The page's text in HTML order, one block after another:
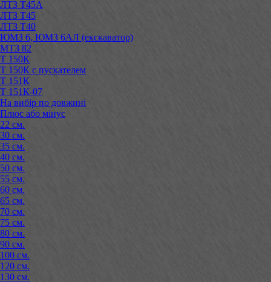
ЛТЗ Т45А
ЛТЗ Т45
ЛТЗ Т40
ЮМЗ 6, ЮМЗ 6АЛ (екскаватор)
МТЗ 82
Т 150К
Т 150К с пускателем
Т 151К
Т 151К-07
На вибір по довжині
Плюс або мінус
22 см.
30 см.
35 см.
40 см.
50 см.
55 см.
60 см.
65 см.
70 см.
75 см.
80 см.
90 см.
100 см.
120 см.
130 см.